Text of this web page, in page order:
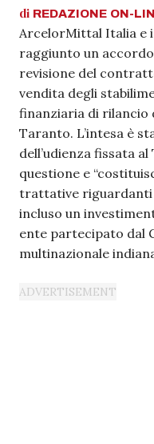
di REDAZIONE ON-
ArcelorMittal Italia e i
raggiunto un
revisione del
vendita degli
finanziaria di rilancio
Taranto. L’intesa è
dell’udienza fissata
questione e
trattative riguardanti
incluso un
ente partecipato dal
multinazionale